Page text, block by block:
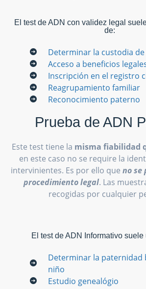
El test de ADN con validez legal
de:
Determinar la custodia
Acceso a beneficios
Inscripción en el registro
Reagrupamiento familiar
Reconocimiento paterno
Prueba de ADN
Este test tiene la misma fiabilidad
en este caso no se require la
intervinientes. Es por ello que no se
procedimiento legal. Las
recogidas por cualquier
El test de ADN Informativo suele
Determinar la paternidad
niño
Estudio genealógio